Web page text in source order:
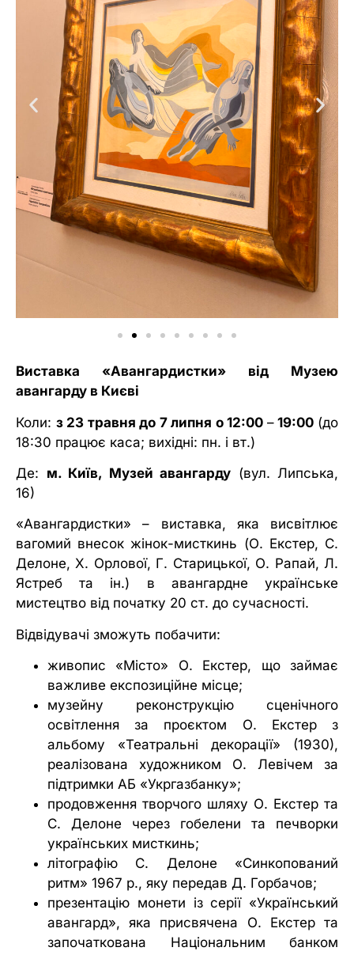
Виставка «Авангардистки» від Музею
авангарду в Києві
Коли: з 23 травня до 7 липня о 12:00 –19:00 (до
18:30 працює каса; вихідні: пн. і вт.)
Де: м. Київ, Музей авангарду (вул. Липська,
16)
«Авангардистки» – виставка, яка висвітлює
вагомий внесок жінок-мисткинь (О. Екстер, С.
Делоне, Х. Орлової, Г. Старицької, О. Рапай, Л.
Ястреб та ін.) в авангардне українське
мистецтво від початку 20 ст. до сучасності.
Відвідувачі зможуть побачити:
живопис «Місто» О. Екстер, що займає
важливе експозиційне місце;
музейну реконструкцію сценічного
освітлення за проєктом О. Екстер з
альбому «Театральні декорації» (1930),
реалізована художником О. Левічем за
підтримки АБ «Укргазбанку»;
продовження творчого шляху О. Екстер та
С. Делоне через гобелени та печворки
українських мисткинь;
літографію С. Делоне «Синкопований
ритм» 1967 р., яку передав Д. Горбачов;
презентацію монети із серії «Український
авангард», яка присвячена О. Екстер та
започаткована Національним банком